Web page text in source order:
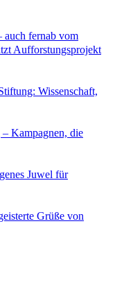
auch fernab vom
Aufforstungsprojekt
Wissenschaft,
Kampagnen, die
Juwel für
Grüße von